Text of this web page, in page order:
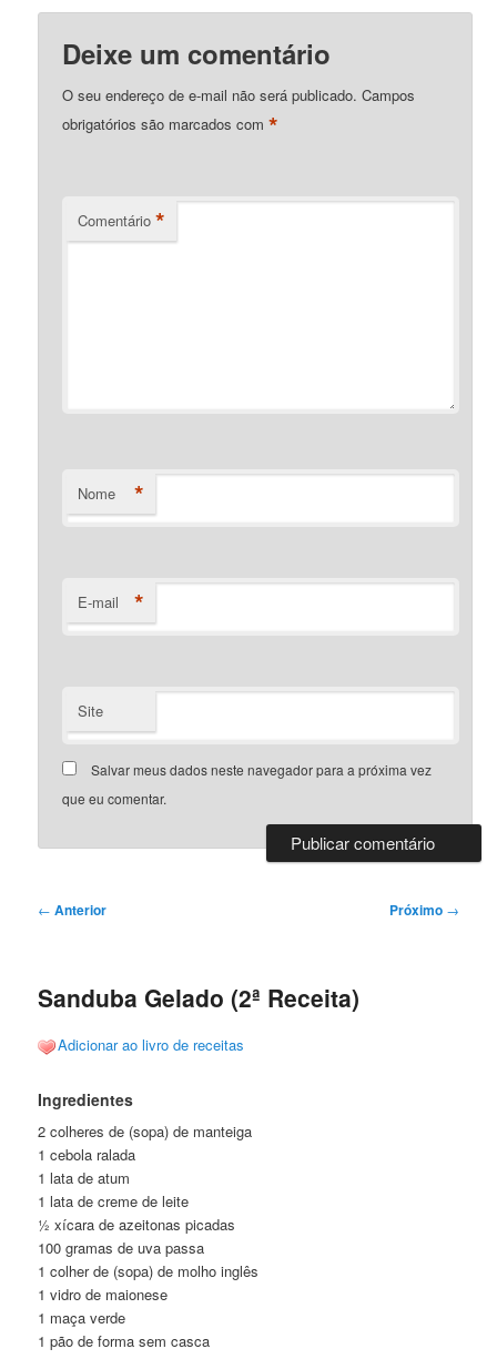
Deixe um comentário
O seu endereço de e-mail não será publicado. Campos
obrigatórios são marcados com*
Comentário *
Nome *
E-mail *
Site
Salvar meus dados neste navegador para a próxima vez
que eu comentar.
Navegação
← Anterior Próximo →
Sanduba Gelado (2ª Receita)
Adicionar ao livro de receitas
Ingredientes
2 colheres de (sopa) de manteiga
1 cebola ralada
1 lata de atum
1 lata de creme de leite
½ xícara de azeitonas picadas
100 gramas de uva passa
1 colher de (sopa) de molho inglês
1 vidro de maionese
1 maça verde
1 pão de forma sem casca